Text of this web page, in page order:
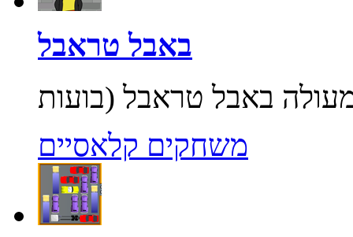
באבל טראבל
משחקים קלאסיים